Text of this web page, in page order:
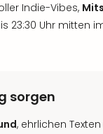
Indie-Vibes,
23:30 Uhr mitten
sorgen
, ehrlichen